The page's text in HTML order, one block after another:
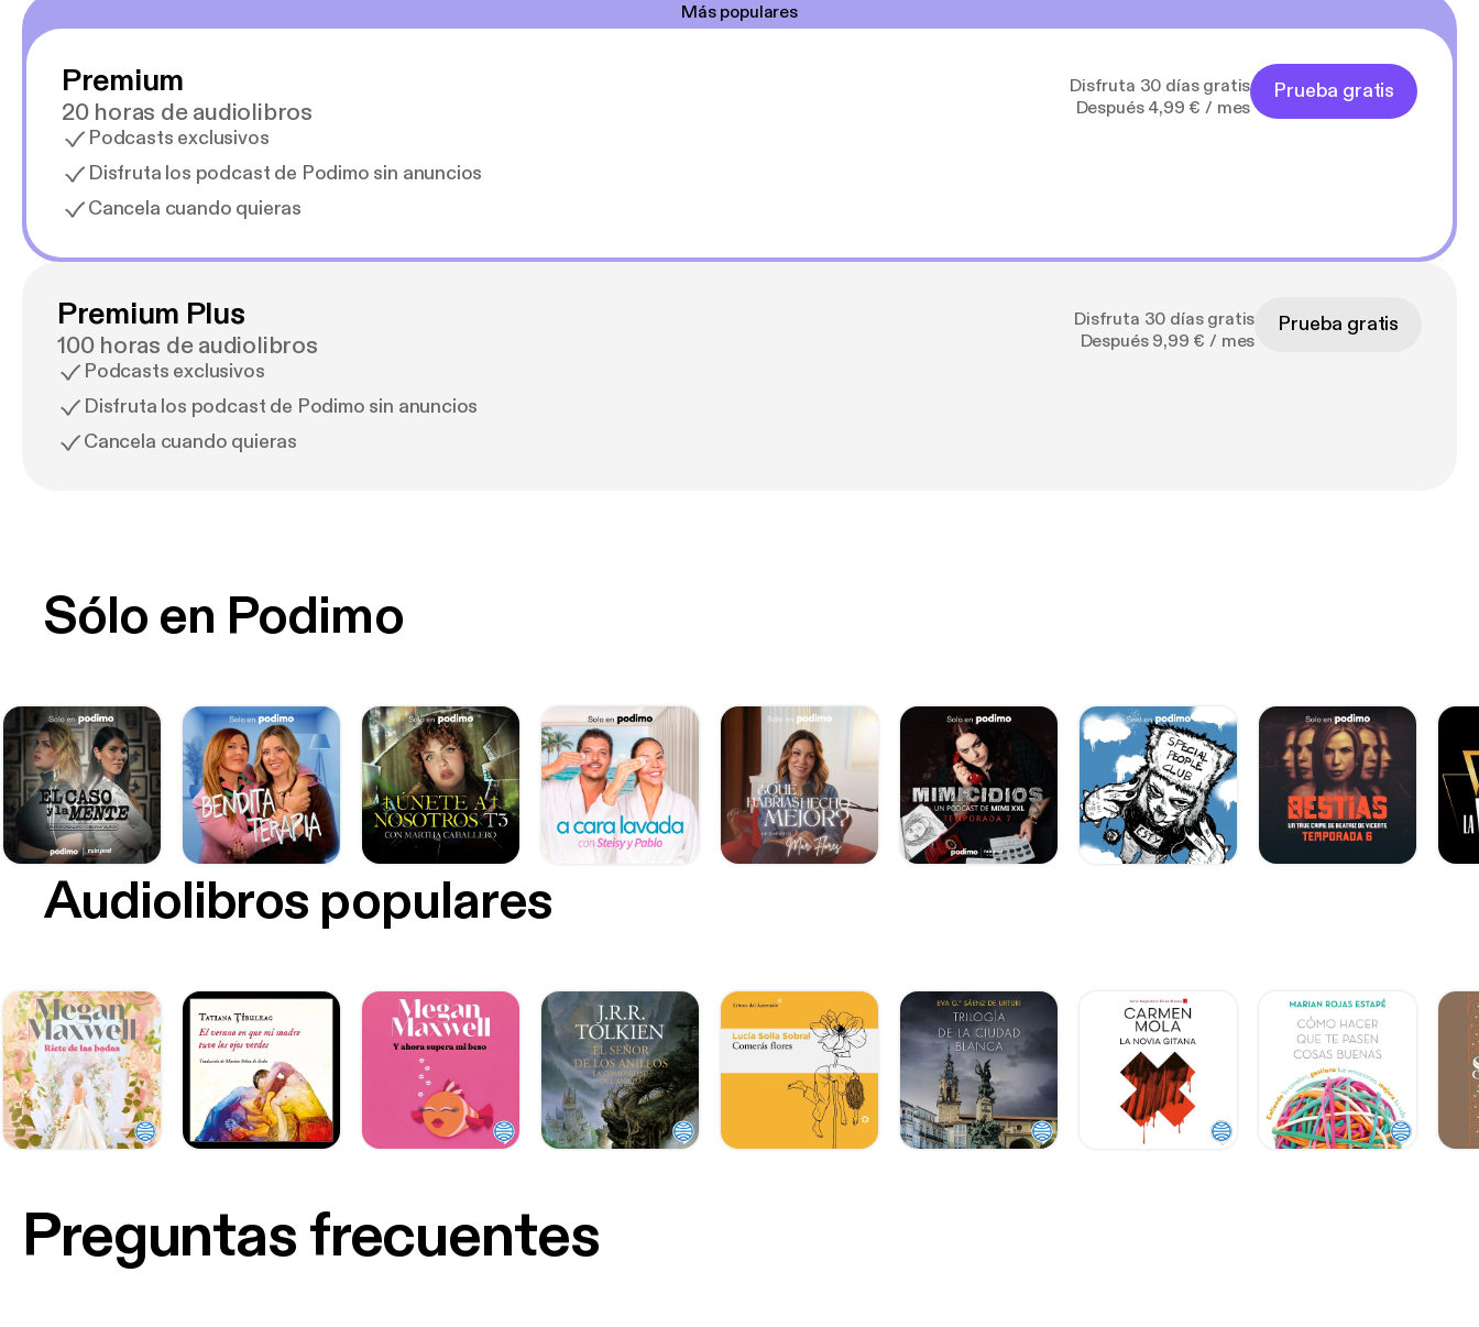
Más populares
Premium
20 horas de audiolibros
Podcasts exclusivos
Disfruta los podcast de Podimo sin anuncios
Cancela cuando quieras
Disfruta 30 días gratis
Después 4,99 € / mes
Prueba gratis
Premium Plus
100 horas de audiolibros
Podcasts exclusivos
Disfruta los podcast de Podimo sin anuncios
Cancela cuando quieras
Disfruta 30 días gratis
Después 9,99 € / mes
Prueba gratis
Sólo en Podimo
Audiolibros populares
Preguntas frecuentes